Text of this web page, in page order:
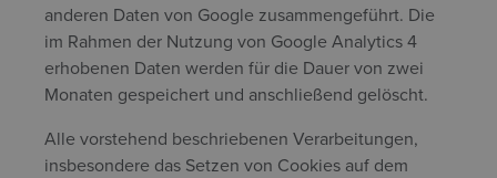
anderen Daten von Google zusammengeführt. Die
im Rahmen der Nutzung von Google Analytics 4
erhobenen Daten werden für die Dauer von zwei
Monaten gespeichert und anschließend gelöscht.
Alle vorstehend beschriebenen Verarbeitungen,
insbesondere das Setzen von Cookies auf dem